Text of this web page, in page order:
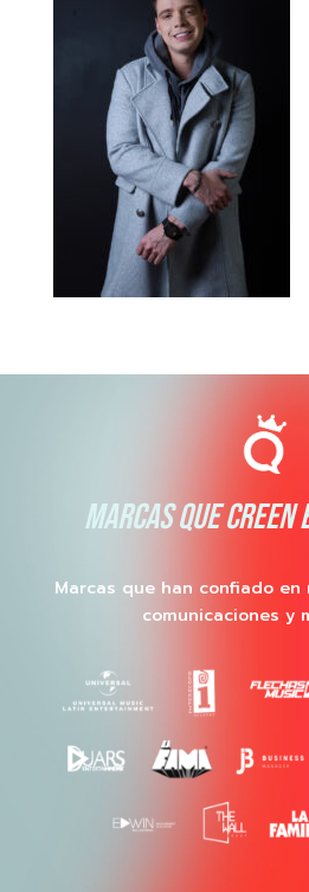
MARCAS QUE CREEN
Marcas que han confiado
comunicaciones y